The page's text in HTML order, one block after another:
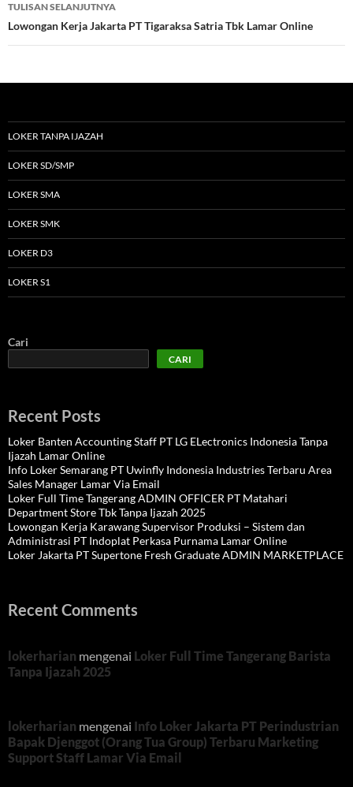
TULISAN SELANJUTNYA
Lowongan Kerja Jakarta PT Tigaraksa Satria Tbk Lamar Online
LOKER TANPA IJAZAH
LOKER SD/SMP
LOKER SMA
LOKER SMK
LOKER D3
LOKER S1
Cari
CARI
Recent Posts
Loker Banten Accounting Staff PT LG ELectronics Indonesia Tanpa
Ijazah Lamar Online
Info Loker Semarang PT Uwinfly Indonesia Industries Terbaru Area
Sales Manager Lamar Via Email
Loker Full Time Tangerang ADMIN OFFICER PT Matahari
Department Store Tbk Tanpa Ijazah 2025
Lowongan Kerja Karawang Supervisor Produksi – Sistem dan
Administrasi PT Indoplat Perkasa Purnama Lamar Online
Loker Jakarta PT Supertone Fresh Graduate ADMIN MARKETPLACE
Recent Comments
lokerharian mengenai Loker Full Time Tangerang Barista
Tanpa Ijazah 2025
lokerharian mengenai Info Loker Jakarta PT Perindustrian
Bapak Djenggot (Orang Tua Group) Terbaru Marketing
Support Staff Lamar Via Email